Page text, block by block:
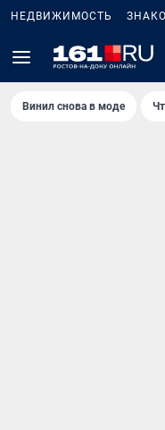
НЕДВИЖИМОСТЬ
Винил снова в моде